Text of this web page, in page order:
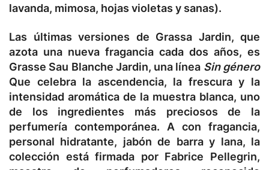
lavanda, mimosa, hojas violetas y sanas).
Las últimas versiones de Grassa Jardin, que
azota una nueva fragancia cada dos años, es
Grasse Sau Blanche Jardin, una línea Sin género
Que celebra la ascendencia, la frescura y la
intensidad aromática de la muestra blanca, uno
de los ingredientes más preciosos de la
perfumería contemporánea. A con fragancia,
personal hidratante, jabón de barra y lana, la
colección está firmada por Fabrice Pellegrin,